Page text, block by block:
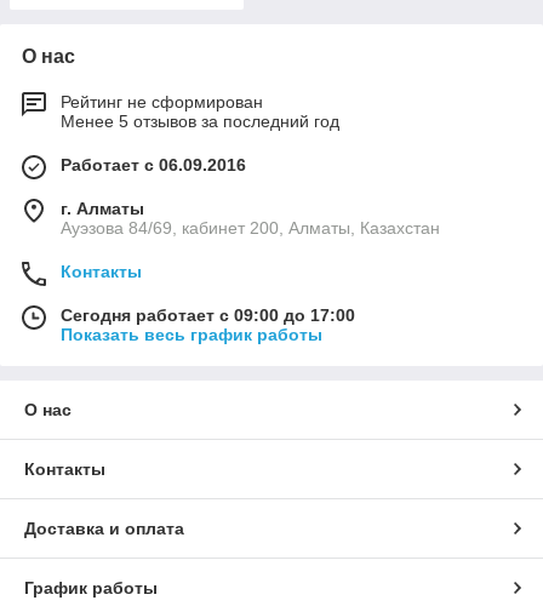
О нас
Рейтинг не сформирован
Менее 5 отзывов за последний год
Работает с 06.09.2016
г. Алматы
Ауэзова 84/69, кабинет 200, Алматы, Казахстан
Контакты
Сегодня работает с 09:00 до 17:00
Показать весь график работы
О нас
Контакты
Доставка и оплата
График работы